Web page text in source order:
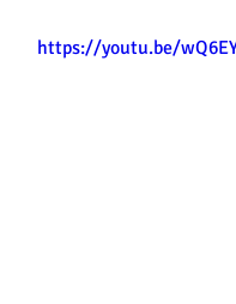
https://youtu.be/